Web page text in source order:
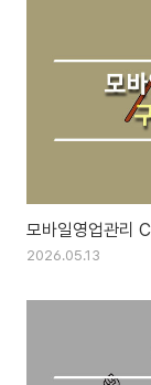
모바일영업관리
2026.05.13